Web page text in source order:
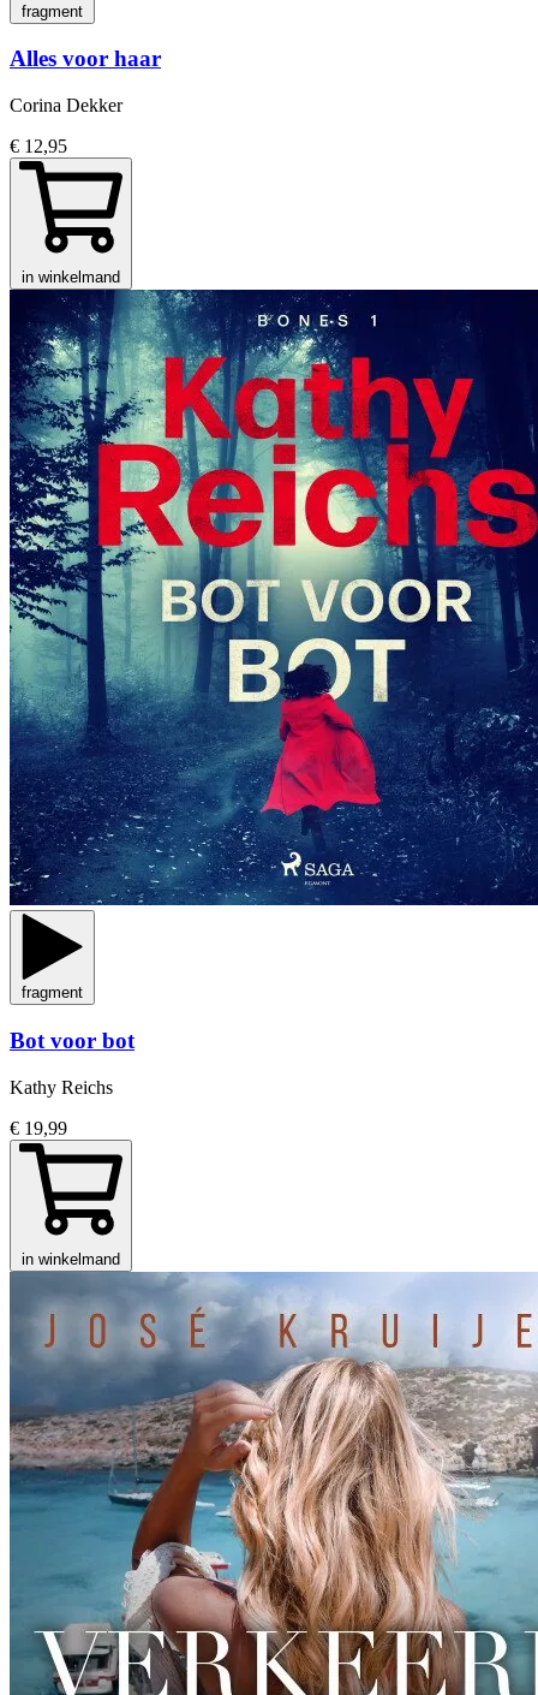
fragment
Alles voor haar
Corina Dekker
€ 12,95
in winkelmand
fragment
Bot voor bot
Kathy Reichs
€ 19,99
in winkelmand